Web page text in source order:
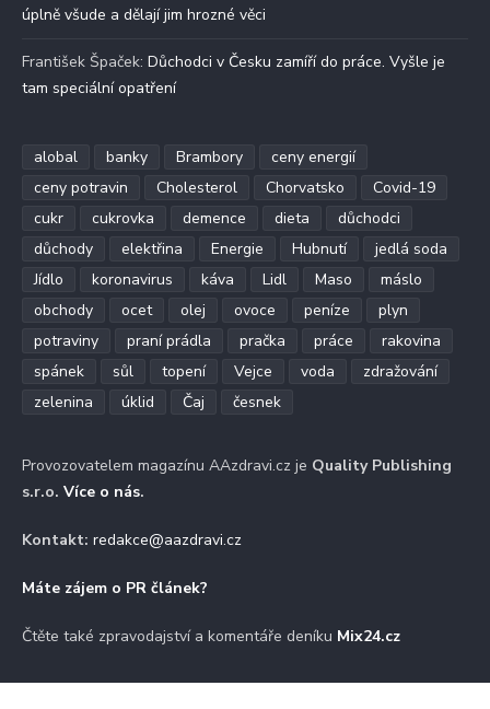
úplně všude a dělají jim hrozné věci
František Špaček: Důchodci v Česku zamíří do práce. Vyšle je
tam speciální opatření
alobal banky Brambory
ceny energií
ceny potravin
Cholesterol Chorvatsko
Covid-19
cukr
cukrovka demence dieta
důchodci
důchody
elektřina Energie Hubnutí
jedlá soda
Jídlo
koronavirus káva Lidl Maso
máslo
obchody
ocet olej ovoce peníze
plyn
potraviny
praní prádla pračka práce
rakovina
spánek
sůl topení Vejce voda
zdražování
zelenina
úklid Čaj česnek
Provozovatelem magazínu AAzdravi.cz je Quality Publishing
s.r.o. Více o nás.
Kontakt: redakce@aazdravi.cz
Máte zájem o PR článek?
Čtěte také zpravodajství a komentáře deníku Mix24.cz